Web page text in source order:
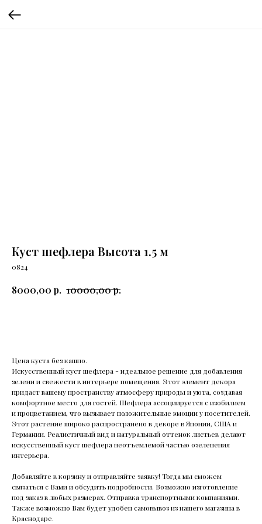
Куст шефлера Высота 1.5 м
0824
8000,00 р. 10000,00р.
Цена куста без кашпо.
Искусственный куст шефлера - идеальное решение для добавления
зелени и свежести в интерьере помещения. Этот элемент декора
придаст вашему пространству атмосферу природы и уюта, создавая
комфортное место для гостей. Шефлера ассоциируется с изобилием
и процветанием, что вызывает положительные эмоции у посетителей.
Этот растение широко распространено в декоре в Японии, США и
Германии. Реалистичный вид и натуральный оттенок листьев делают
искусственный куст шефлера неотъемлемой частью озеленения
интерьера.
Добавляйте в корзину и отправляйте заявку! Тогда мы сможем
связаться с Вами и обсудить подробности. Возможно изготовление
под заказ в любых размерах. Отправка транспортными компаниями.
Также возможно Вам будет удобен самовывоз из нашего магазина в
Краснодаре.